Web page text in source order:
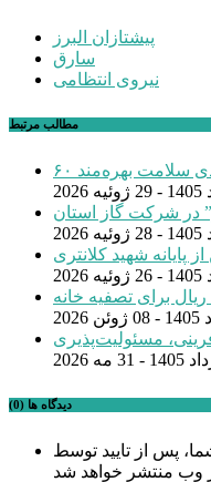
پیشتازان البرز
سارق
نیروی انتظامی
مطالب مرتبط
۶۰ هزار البرزی از خدمات اردوهای جهادی سلامت بهره‌مند
در شرکت گاز استان
اربعین از پایانه شهید کلانتری
و ۳۶۰ میلیارد ریال برای تصفیه خانه
مسئولیت‌پذیری
دیدگاه ها (0)
پس از تایید توسط